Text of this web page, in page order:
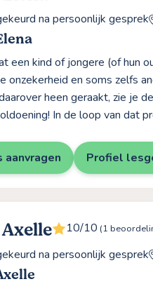
na persoonlijk gesprek
een kind of jongere (of hun
onzekerheid en soms zelfs
heen geraakt, zie je
In de loop van dat
aanvragen
Profiel
10/10 (1
na persoonlijk gesprek